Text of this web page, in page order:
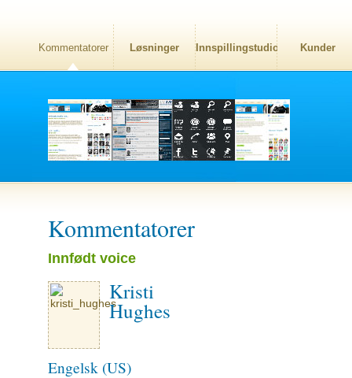
Kommentatorer Løsninger Innspillingstudio Kunder
Kommentatorer
Innfødt voice
Kristi
Hughes
Engelsk (US)